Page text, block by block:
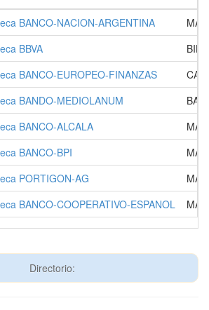
BANCO-NACION-ARGENTINA
BBVA
BANCO-EUROPEO-FINANZAS
BANDO-MEDIOLANUM
BANCO-ALCALA
BANCO-BPI
PORTIGON-AG
BANCO-COOPERATIVO-ESPANOL
Directorio: